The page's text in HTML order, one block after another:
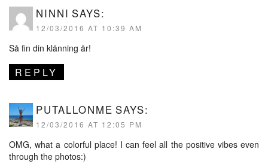
NINNI SAYS:
12/03/2016 AT 10:39 AM
Så fin din klänning är!
REPLY
PUTALLONME SAYS:
12/03/2016 AT 12:05 PM
OMG, what a colorful place! I can feel all the positive vibes even
through the photos:)